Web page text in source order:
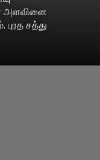
அளவினை
சத்து